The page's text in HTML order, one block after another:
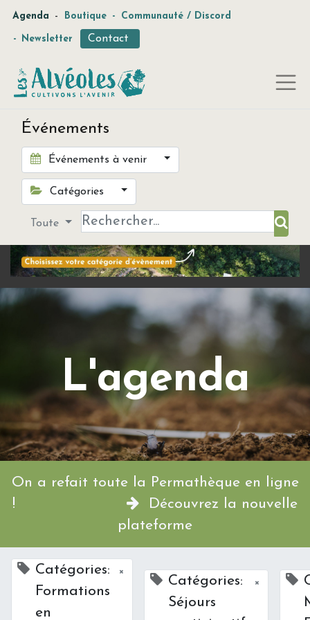
Agenda - Boutique - Communauté / Discord
- Newsletter Contact
Événements
Événements à venir
Catégories
Toute
L'agenda
On a refait toute la Permathèque en ligne
!
Découvrez la nouvelle
plateforme
Catégories:
Formations
en
×
Catégories:
Séjours
×